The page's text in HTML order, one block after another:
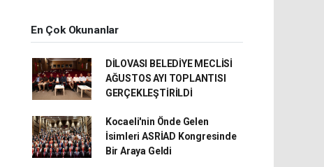
En Çok Okunanlar
DİLOVASI BELEDİYE MECLİSİ
AĞUSTOS AYI TOPLANTISI
GERÇEKLEŞTİRİLDİ
Kocaeli'nin Önde Gelen
İsimleri ASRİAD Kongresinde
Bir Araya Geldi